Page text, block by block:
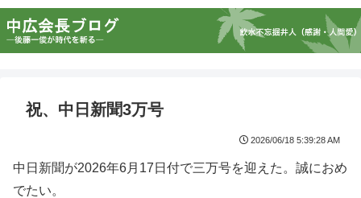
祝、中日新聞3万号
2026/06/18 5:39:28 AM
中日新聞が2026年6月17日付で三万号を迎えた。誠におめ
でたい。